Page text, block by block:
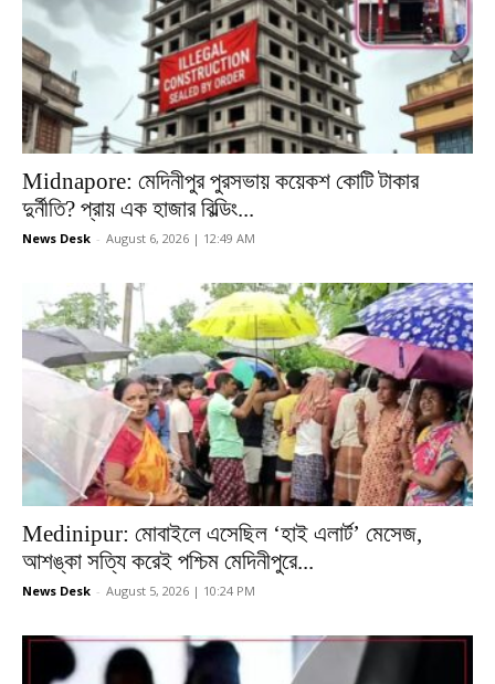
Midnapore: মেদিনীপুর পুরসভায় কয়েকশ কোটি টাকার
দুর্নীতি? প্রায় এক হাজার বিল্ডিং...
News Desk - August 6, 2026 | 12:49 AM
Medinipur: মোবাইলে এসেছিল ‘হাই এলার্ট’ মেসেজ,
আশঙ্কা সত্যি করেই পশ্চিম মেদিনীপুরে...
News Desk - August 5, 2026 | 10:24 PM